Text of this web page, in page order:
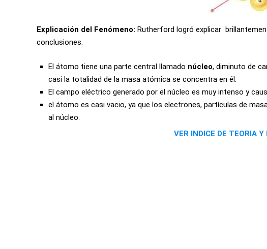
Explicación del Fenómeno: Rutherford logró explicar
conclusiones.
El átomo tiene una parte central llamado núcleo, diminuto de
casi la totalidad de la masa atómica se concentra en él.
El campo eléctrico generado por el núcleo es muy intenso y
el átomo es casi vacio, ya que los electrones, partículas de
al núcleo.
VER INDICE DE TEORIA